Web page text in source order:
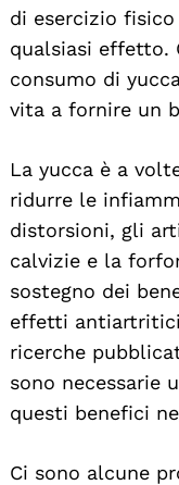
di esercizio
qualsiasi effetto.
consumo di
vita a fornire un
La yucca è a
ridurre le
distorsioni, gli
calvizie e la
sostegno dei
effetti
ricerche
sono necessarie
questi benefici
Ci sono alcune
Search
For: